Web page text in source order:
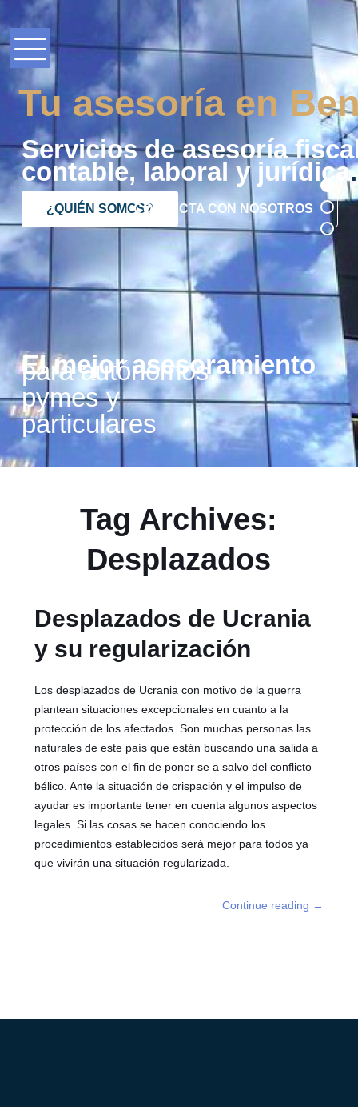
Tu asesoría en
Servicios de asesoría
contable, laboral y jurídica.
¿QUIÉN SOMOS?CONTACTA CON NOSOTROS
El mejor asesoramiento
para autónomos,
pymes y
particulares
Tag Archives:
Desplazados
Desplazados de Ucrania
y su regularización
Los desplazados de Ucrania con motivo de la guerra
plantean situaciones excepcionales en cuanto a la
protección de los afectados. Son muchas personas las
naturales de este país que están buscando una salida a
otros países con el fin de poner se a salvo del conflicto
bélico. Ante la situación de crispación y el impulso de
ayudar es importante tener en cuenta algunos aspectos
legales. Si las cosas se hacen conociendo los
procedimientos establecidos será mejor para todos ya
que vivirán una situación regularizada.
Continue reading →